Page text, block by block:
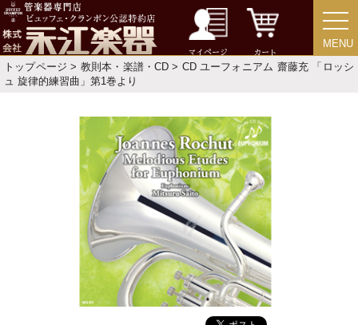
マイページ カート
MENU
MENU
トップページ > 教則本・楽譜・CD > CD ユーフォニアム 齋藤充 「ロッシ
ュ 旋律的練習曲」第1巻より
中古楽器
今月のお買い得品
目的・用途別で楽器を探す
メーカー別で探す
価格・ランキングで探す
初級・中級・上級で探す